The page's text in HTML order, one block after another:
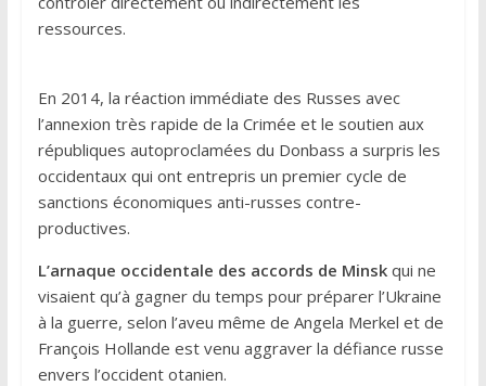
ressources.
En 2014, la réaction immédiate des Russes avec
l’annexion très rapide de la Crimée et le soutien aux
républiques autoproclamées du Donbass a surpris les
occidentaux qui ont entrepris un premier cycle de
sanctions économiques anti-russes contre-
productives.
L’arnaque occidentale des accords de Minskqui ne
visaient qu’à gagner du temps pour préparer l’Ukraine
à la guerre, selon l’aveu même de Angela Merkel et de
François Hollande est venu aggraver la défiance russe
envers l’occident otanien.